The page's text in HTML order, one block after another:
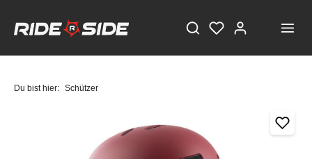
Du bist hier: Schützer